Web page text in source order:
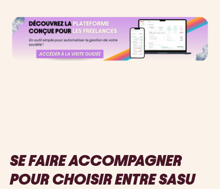
SE FAIRE ACCOMPAGNER
POUR CHOISIR ENTRE SASU